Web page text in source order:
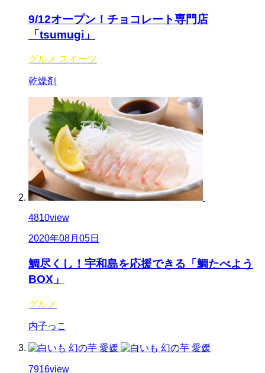
9/12オープン！チョコレート専門店
「tsumugi」
グルメ スイーツ
乾燥剤
4810view
2020年08月05日
鯛尽くし！宇和島を応援できる「鯛たべよう
BOX」
グルメ
内子っこ
7916view